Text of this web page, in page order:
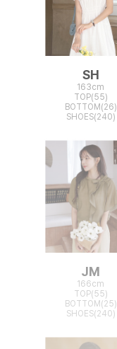
SH
163cm
TOP(55)
BOTTOM(26)
SHOES(240)
JM
166cm
TOP(55)
BOTTOM(25)
SHOES(240)